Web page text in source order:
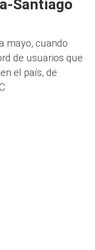
Santiago
mayo, cuando
de usuarios que
el país, de